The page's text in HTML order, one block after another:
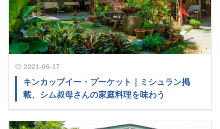
2021-06-17
キンカップイー・プーケット｜ミシュラン掲
載、シム叔母さんの家庭料理を味わう